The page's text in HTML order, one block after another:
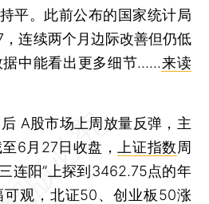
平。此前公布的国家统计局
连续两个月边际改善但仍低
据中能看出更多细节……来读
A股市场上周放量反弹，主
6月27日收盘，
上证指数周
连阳”上探到3462.75点的年
可观，北证50、创业板50涨